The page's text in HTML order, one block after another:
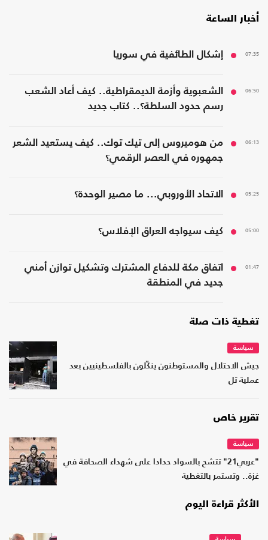
أخبار الساعة
07:35 إشكال الطائفية في سوريا
06:50
الشعبوية وأزمة الديمقراطية.. كيف أعاد الشعب
رسم حدود السلطة؟.. كتاب جديد
06:13
من هوميروس إلى تيك توك.. كيف يستعيد الشعر
جمهوره في العصر الرقمي؟
05:25 الاتحاد الأوروبي... ما مصير الوحدة؟
05:00 كيف سيواجه العراق الإفلاس؟
01:47
اتفاق مكة للدفاع المشترك وتشكيل توازن أمني
جديد في المنطقة
تغطية ذات صلة
سياسة
جيش الاحتلال والمستوطنون ينكّلون بالفلسطينيين بعد
عملية تل
تقرير خاص
سياسة
"عربي21" تتشح بالسواد حدادا على شهداء الصحافة في
غزة.. وتستمر بالتغطية
الأكثر قراءة اليوم